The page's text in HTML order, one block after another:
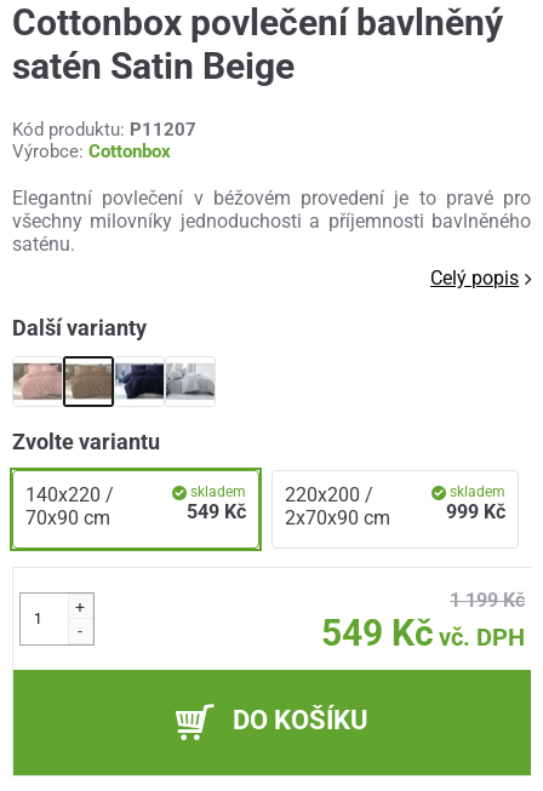
Cottonbox povlečení bavlněný
satén Satin Beige
Kód produktu: P11207
Výrobce: Cottonbox
Elegantní povlečení v béžovém provedení je to pravé pro
všechny milovníky jednoduchosti a příjemnosti bavlněného
saténu.
Celý popis
Další varianty
Zvolte variantu
140x220 /
70x90 cm
skladem
549 Kč
220x200 /
2x70x90 cm
skladem
999 Kč
+
-
1 199 Kč
549 Kč vč. DPH
DO KOŠÍKU